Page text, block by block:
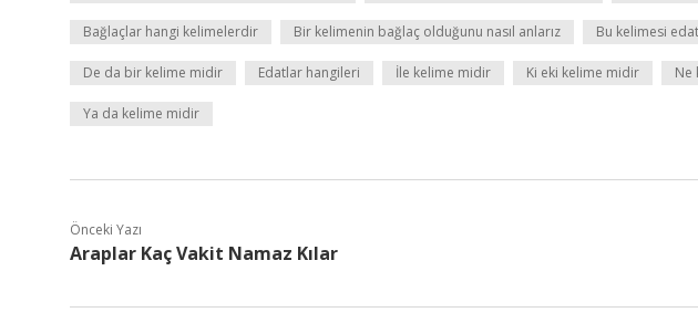
Bağlaçlar hangi kelimelerdir Bir kelimenin bağlaç olduğunu nasıl anlarız Bu kelimesi
De da bir kelime midir Edatlar hangileri İle kelime midir Ki eki kelime midir Ne
Ya da kelime midir
Önceki Yazı
Araplar Kaç Vakit Namaz Kılar